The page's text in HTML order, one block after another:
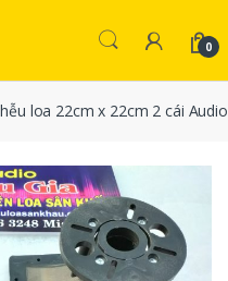
0
loa 22cm x 22cm 2 cái